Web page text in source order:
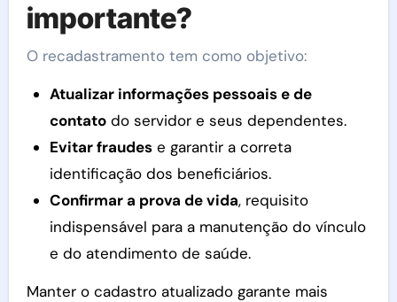
importante?
O recadastramento tem como objetivo:
Atualizar informações pessoais e de
contatodo servidor e seus dependentes.
Evitar fraudese garantir a correta
identificação dos beneficiários.
Confirmar a prova de vida, requisito
indispensável para a manutenção do vínculo
e do atendimento de saúde.
Manter o cadastro atualizado garante mais